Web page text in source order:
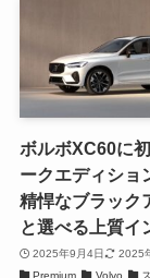
ボルボXC60に
ークエディショ
精悍なブラック
と選べる上質イ
2025年9月4日
2025
Premium
Volvo